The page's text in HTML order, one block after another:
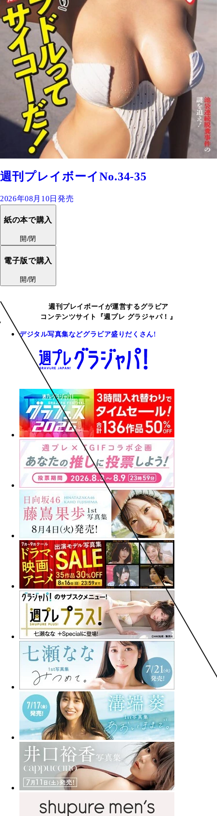
週刊プレイボーイNo.34-35
2026年08月10日発売
紙の本で購入
開/閉
電子版で購入
開/閉
週刊プレイボーイが運営するグラビア
コンテンツサイト『週プレ グラジャパ！』
デジタル写真集などグラビア盛りだくさん!